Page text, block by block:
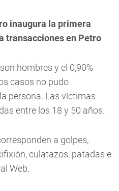
inaugura la primera
transacciones en Petro
hombres y el 0,90%
casos no pudo
persona. Las víctimas
entre los 18 y 50 años.
a golpes,
culatazos, patadas e
Web.